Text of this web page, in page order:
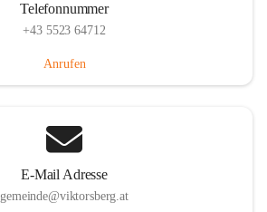
Telefonnummer
+43 5523 64712
Anrufen
E-Mail Adresse
gemeinde@viktorsberg.at